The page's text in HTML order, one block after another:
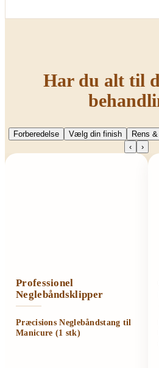
Har du alt til
Forberedelse Vælg din finish Rens
‹
›
Professionel
Neglebåndsklipper
Præcisions Neglebåndstang til
Manicure (1 stk)